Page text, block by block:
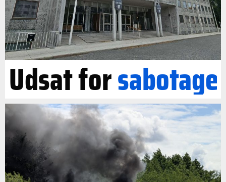
Udsat forsabotage